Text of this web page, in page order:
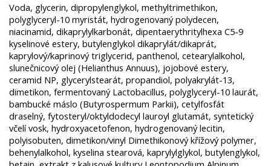
Voda, glycerin, dipropylenglykol, methyltrimethikon,
polyglyceryl-10 myristát, hydrogenovaný polydecen,
niacinamid, dikaprylylkarbonát, dipentaerythritylhexa C5-9
kyselinové estery, butylenglykol dikaprylát/dikaprát,
kaprylový/kaprinový triglycerid, panthenol, cetearylalkohol,
slunečnicový olej (Helianthus Annuus), jojobové estery,
ceramid NP, glycerylstearát, propandiol, polyakrylát-13,
dimetikon, fermentovaný Lactobacillus, polyglyceryl-10 laurát,
bambucké máslo (Butyrospermum Parkii), cetylfosfát
draselný, fytosteryl/oktyldodecyl lauroyl glutamát, syntetický
včelí vosk, hydroxyacetofenon, hydrogenovaný lecitin,
polyisobuten, dimetikon/vinyl Dimethikonový křížový polymer,
behenylalkohol, kyselina stearová, kaprylylglykol, butylenglykol,